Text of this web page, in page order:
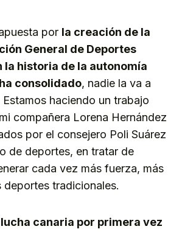
por la creación de la
General de Deportes
la historia de la autonomía
consolidado, nadie la va a
haciendo un trabajo
compañera Lorena Hernández
por el consejero Poli Suárez
de deportes, en tratar de
cada vez más fuerza, más
deportes tradicionales.
canaria por primera vez